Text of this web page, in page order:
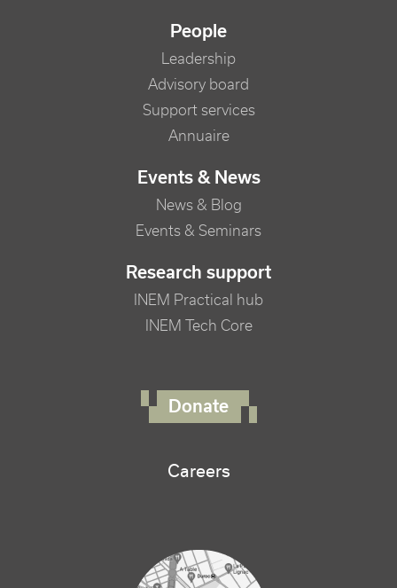
People
Leadership
Advisory board
Support services
Annuaire
Events & News
News & Blog
Events & Seminars
Research support
INEM Practical hub
INEM Tech Core
Donate
Careers